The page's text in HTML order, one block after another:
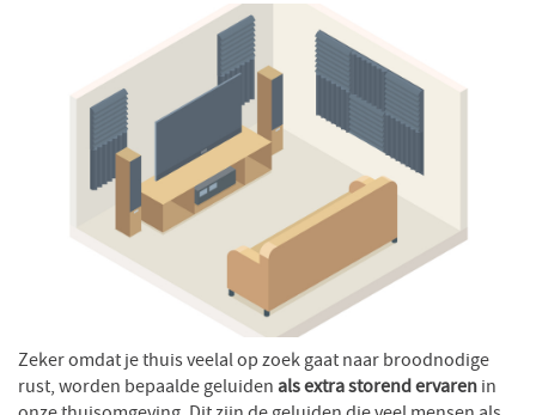
Zeker omdat je thuis veelal op zoek gaat naar broodnodige
rust, worden bepaalde geluidenals extra storend ervarenin